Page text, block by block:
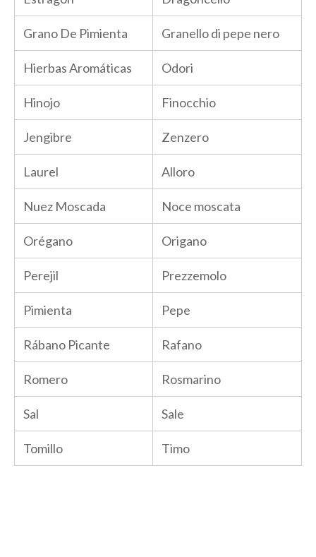
Grano De Pimienta Granello di pepe nero
Hierbas Aromáticas Odori
Hinojo Finocchio
Jengibre Zenzero
Laurel Alloro
Nuez Moscada Noce moscata
Orégano Origano
Perejil Prezzemolo
Pimienta Pepe
Rábano Picante Rafano
Romero Rosmarino
Sal Sale
Tomillo Timo